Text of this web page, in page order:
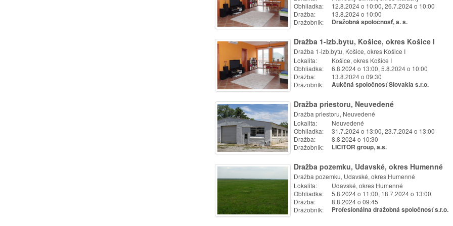
Obhliadka:
12.8.2024 o 10:00, 26.7.2024 o 10:00
Dražba:
13.8.2024 o 10:00
Dražobník:
Dražobná spoločnosť, a. s.
Dražba 1-izb.bytu, Košice, okres Košice I
Dražba 1-izb.bytu, Košice, okres Košice I
Lokalita:
Košice, okres Košice I
Obhliadka:
6.8.2024 o 13:00, 5.8.2024 o 10:00
Dražba:
13.8.2024 o 09:30
Dražobník:
Aukčná spoločnosť Slovakia s.r.o.
Dražba priestoru, Neuvedené
Dražba priestoru, Neuvedené
Lokalita:
Neuvedené
Obhliadka:
31.7.2024 o 13:00, 23.7.2024 o 13:00
Dražba:
8.8.2024 o 10:30
Dražobník:
LICITOR group, a.s.
Dražba pozemku, Udavské, okres Humenné
Dražba pozemku, Udavské, okres Humenné
Lokalita:
Udavské, okres Humenné
Obhliadka:
5.8.2024 o 11:00, 18.7.2024 o 13:00
Dražba:
8.8.2024 o 09:45
Dražobník:
Profesionálna dražobná spoločnosť s.r.o.